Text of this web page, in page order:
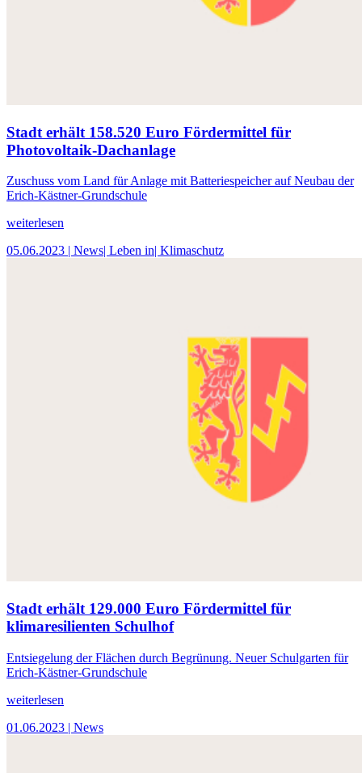
Stadt erhält 158.520 Euro Fördermittel für
Photovoltaik-Dachanlage
Zuschuss vom Land für Anlage mit Batteriespeicher auf Neubau der
Erich-Kästner-Grundschule
weiterlesen
05.06.2023 | News| Leben in| Klimaschutz
Stadt erhält 129.000 Euro Fördermittel für
klimaresilienten Schulhof
Entsiegelung der Flächen durch Begrünung. Neuer Schulgarten für
Erich-Kästner-Grundschule
weiterlesen
01.06.2023 | News